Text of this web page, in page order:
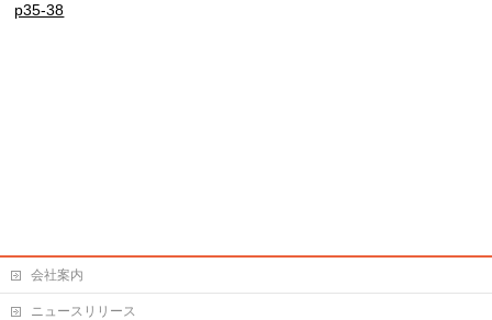
p35-38
会社案内
ニュースリリース